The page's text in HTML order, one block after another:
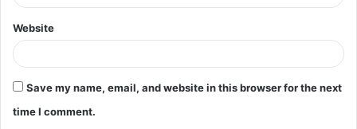
Website
Save my name, email, and website in this browser for the next
time I comment.